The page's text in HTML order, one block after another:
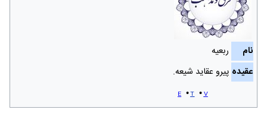
نام
ربعیه
عقیده پیرو عقاید شیعه.
v
t
e